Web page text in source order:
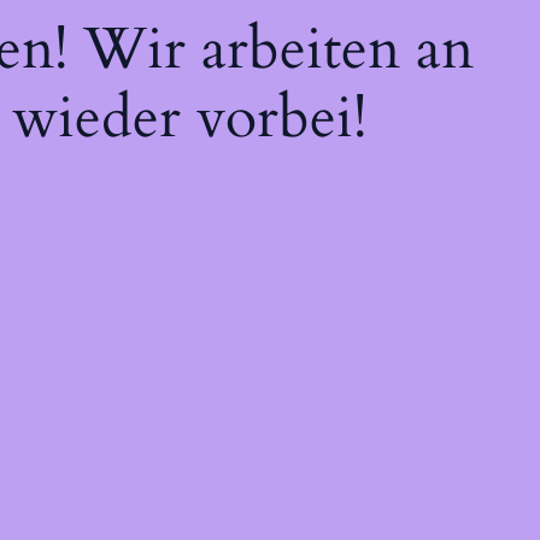
Wir arbeiten an
vorbei!